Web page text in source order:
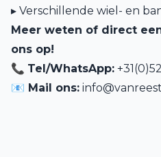
▸ Verschillende wiel- en
Meer weten of direct
ons op!
📞 Tel/WhatsApp:
📧 Mail ons: